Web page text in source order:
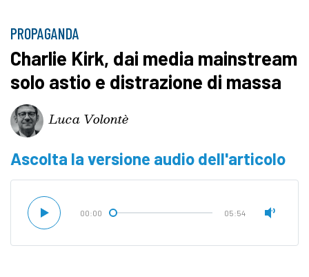
PROPAGANDA
Charlie Kirk, dai media mainstream
solo astio e distrazione di massa
Luca Volontè
Ascolta la versione audio dell'articolo
00:00 05:54